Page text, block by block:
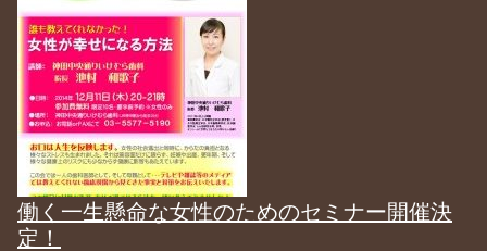
働く一生懸命な女性のためのセミナー開催決
定！